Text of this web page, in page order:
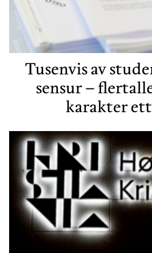
Tusenvis av
sensur –
karakter